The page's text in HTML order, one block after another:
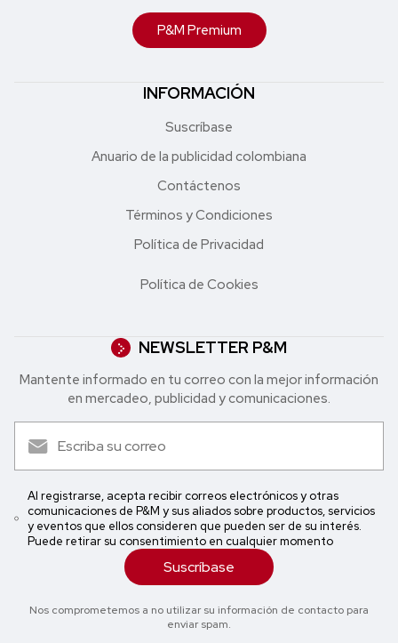
P&M Premium
INFORMACIÓN
Suscríbase
Anuario de la publicidad colombiana
Contáctenos
Términos y Condiciones
Política de Privacidad
Política de Cookies
NEWSLETTER P&M
Mantente informado en tu correo con la mejor in formación
en mercadeo, publicidad y comunicaciones.
Al registrarse, acepta recibir correos electrónicos y otras
comunicaciones de P&M y sus aliados sobre productos, servicios
y eventos que ellos consideren que pueden ser de su interés.
Puede retirar su consentimiento en cualquier momento
Suscríbase
Nos comprometemos a no utilizar su información de contacto para
enviar spam.